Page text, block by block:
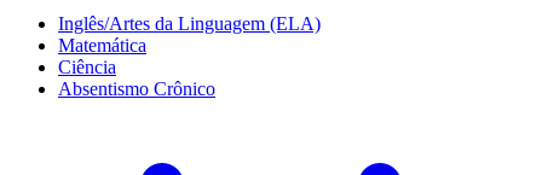
Inglês/Artes da Linguagem (ELA)
Matemática
Ciência
Absentismo Crônico